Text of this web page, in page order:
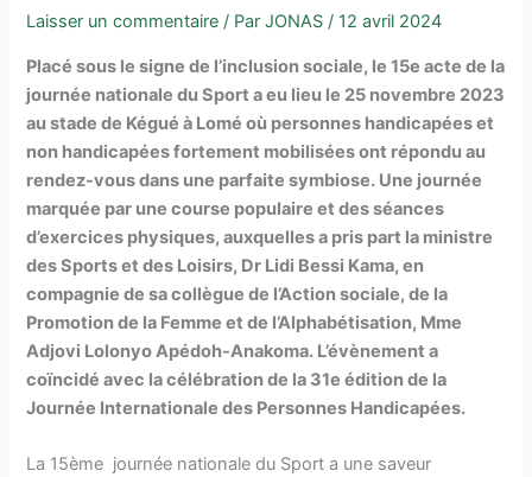
Laisser un commentaire / ParJONAS/ 12 avril 2024
Placé sous le signe de l’inclusion sociale, le 15e acte de la
journée nationale du Sport a eu lieu le 25 novembre 2023
au stade de Kégué à Lomé où personnes handicapées et
non handicapées fortement mobilisées ont répondu au
rendez-vous dans une parfaite symbiose. Une journée
marquée par une course populaire et des séances
d’exercices physiques, auxquelles a pris part la ministre
des Sports et des Loisirs, Dr Lidi Bessi Kama, en
compagnie de sa collègue de l’Action sociale, de la
Promotion de la Femme et de l’Alphabétisation, Mme
Adjovi Lolonyo Apédoh-Anakoma. L’évènement a
coïncidé avec la célébration de la 31e édition de la
Journée Internationale des Personnes Handicapées.
La 15ème journée nationale du Sport a une saveur